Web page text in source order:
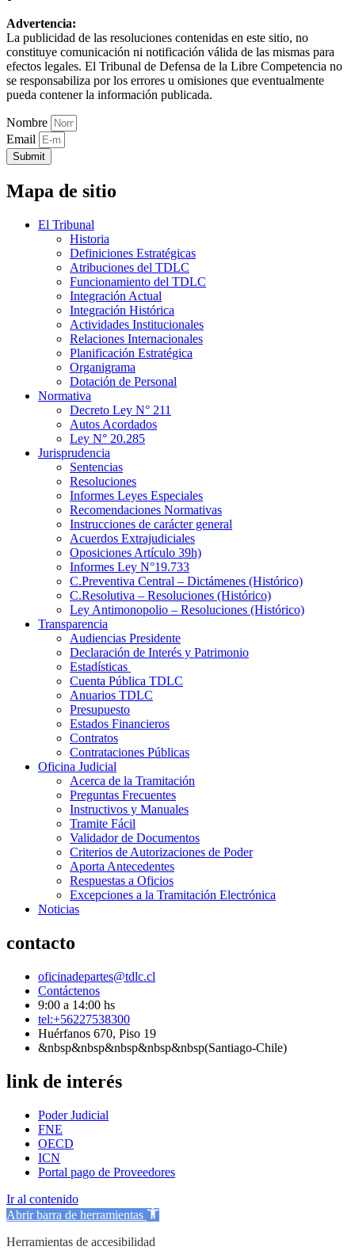
Advertencia:
La publicidad de las resoluciones contenidas en este sitio, no
constituye comunicación ni notificación válida de las mismas para
efectos legales. El Tribunal de Defensa de la Libre Competencia no
se responsabiliza por los errores u omisiones que eventualmente
pueda contener la información publicada.
Nombre
Email
Submit
Mapa de sitio
El Tribunal
Historia
Definiciones Estratégicas
Atribuciones del TDLC
Funcionamiento del TDLC
Integración Actual
Integración Histórica
Actividades Institucionales
Relaciones Internacionales
Planificación Estratégica
Organigrama
Dotación de Personal
Normativa
Decreto Ley N° 211
Autos Acordados
Ley N° 20.285
Jurisprudencia
Sentencias
Resoluciones
Informes Leyes Especiales
Recomendaciones Normativas
Instrucciones de carácter general
Acuerdos Extrajudiciales
Oposiciones Artículo 39h)
Informes Ley N°19.733
C.Preventiva Central – Dictámenes (Histórico)
C.Resolutiva – Resoluciones (Histórico)
Ley Antimonopolio – Resoluciones (Histórico)
Transparencia
Audiencias Presidente
Declaración de Interés y Patrimonio
Estadísticas
Cuenta Pública TDLC
Anuarios TDLC
Presupuesto
Estados Financieros
Contratos
Contrataciones Públicas
Oficina Judicial
Acerca de la Tramitación
Preguntas Frecuentes
Instructivos y Manuales
Tramite Fácil
Validador de Documentos
Criterios de Autorizaciones de Poder
Aporta Antecedentes
Respuestas a Oficios
Excepciones a la Tramitación Electrónica
Noticias
contacto
oficinadepartes@tdlc.cl
Contáctenos
9:00 a 14:00 hs
tel:+56227538300
Huérfanos 670, Piso 19
&nbsp&nbsp&nbsp&nbsp&nbsp(Santiago-Chile)
link de interés
Poder Judicial
FNE
OECD
ICN
Portal pago de Proveedores
Ir al contenido
Abrir barra de herramientas
Herramientas de accesibilidad